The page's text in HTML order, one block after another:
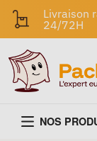
Livraison
24/72H
NOS